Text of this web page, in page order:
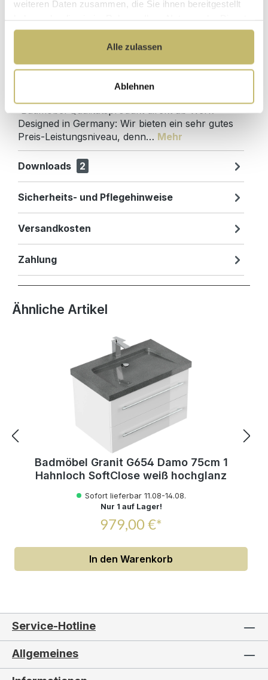
weiteren Daten zusammen, die Sie ihnen bereitgestellt
gesammelt haben.
Alle zulassen
Ablehnen
Designed in Germany: Wir bieten ein sehr gutes
Preis-Leistungsniveau, denn… Mehr
Downloads 2
Sicherheits- und Pflegehinweise
Versandkosten
Zahlung
Produktgalerie überspringen
Ähnliche Artikel
Badmöbel Granit G654 Damo 75cm 1
Hahnloch SoftClose weiß hochglanz
Sofort lieferbar 11.08-14.08.
Nur 1 auf Lager!
979,00 €*
In den Warenkorb
Service-Hotline
Allgemeines